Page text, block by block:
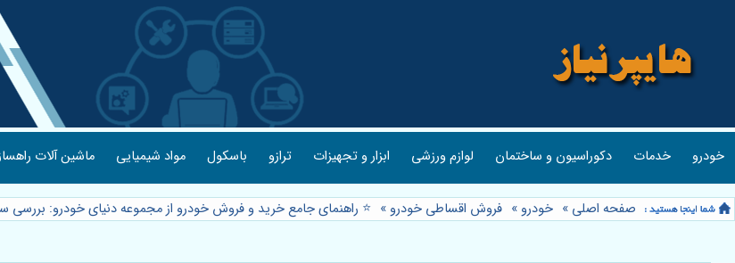
خودرو خدمات دکوراسیون و ساختمان لوازم ورزشی ابزار و تجهیزات ترازو باسکول مواد شیمیایی ماشین آلات
صفحه اصلی » خودرو » فروش اقساطی خودرو » ⭐️ راهنمای جامع خرید و فروش خودرو از مجموعه دنیای خودرو: